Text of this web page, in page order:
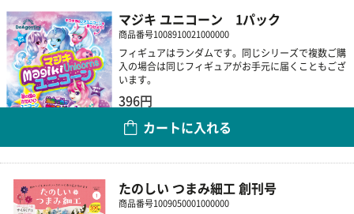
マジキ ユニコーン 1パック
商品番号1008910021000000
フィギュアはランダムです。同じシリーズで複数ご購
入の場合は同じフィギュアがお手元に届くこともござ
います。
396円
カートに入れる
たのしい つまみ細工 創刊号
商品番号1009050001000000